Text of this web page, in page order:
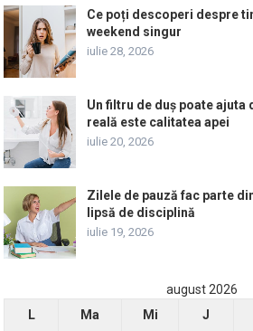
Ce poți descoperi despre
weekend singur
iulie 28, 2026
Un filtru de duș poate ajuta
reală este calitatea apei
iulie 20, 2026
Zilele de pauză fac parte
lipsă de disciplină
iulie 19, 2026
august 2026
L
Ma Mi J